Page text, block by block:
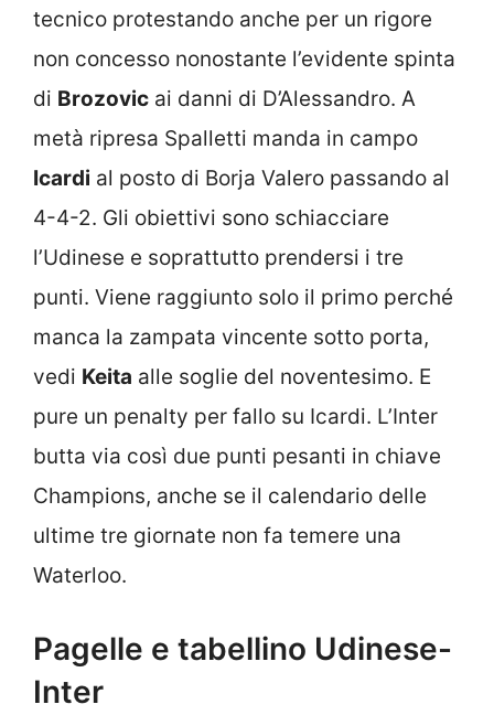
tecnico protestando anche per un rigore
non concesso nonostante l’evidente spinta
di Brozovic ai danni di D’Alessandro. A
metà ripresa Spalletti manda in campo
Icardi al posto di Borja Valero passando al
4-4-2. Gli obiettivi sono schiacciare
l’Udinese e soprattutto prendersi i tre
punti. Viene raggiunto solo il primo perché
manca la zampata vincente sotto porta,
vedi Keita alle soglie del noventesimo. E
pure un penalty per fallo su Icardi. L’Inter
butta via così due punti pesanti in chiave
Champions, anche se il calendario delle
ultime tre giornate non fa temere una
Waterloo.
Pagelle e tabellino Udinese-
Inter